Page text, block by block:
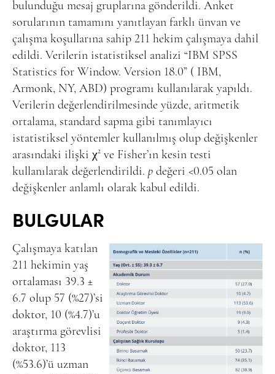
bulunduğu mesaj gruplarına gönderildi. Anket
sorularının tamamını yanıtlayan farklı ünvan ve
çalışma koşullarına sahip 211 hekim çalışmaya dahil
edildi. Verilerin istatistiksel analizi “IBM SPSS
Statistics for Window. Version 18.0” ( IBM,
Armonk, NY, ABD) programı kullanılarak yapıldı.
Verilerin değerlendirilmesinde yüzde, aritmetik
ortalama, standard sapma gibi tanımlayıcı
istatistiksel yöntemler kullanılmış olup değişkenler
arasındaki ilişki χ² ve Fisher’ın kesin testi
kullanılarak değerlendirildi. p değeri <0.05 olan
değişkenler anlamlı olarak kabul edildi.
BULGULAR
Çalışmaya katılan
211 hekimin yaş
ortalaması 39.3 ±
6.7 olup 57 (%27)’si
doktor, 10 (%4.7)’u
araştırma görevlisi
doktor, 113
(%53.6)’ü uzman